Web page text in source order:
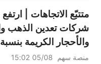
تقول إن مضيق هرمز لن
متتبّع الاتجاهات |
شركات تعدين الذهب
منصة سهم
05/08 15:02